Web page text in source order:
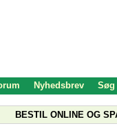
Nyhedsbrev Søg
BESTIL ONLINE OG